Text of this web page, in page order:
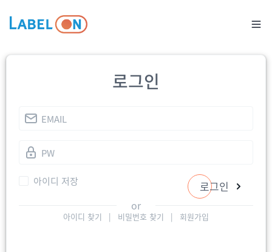
로그인
아이디 저장 로그인
or
아이디 찾기 | 비밀번호 찾기 | 회원가입